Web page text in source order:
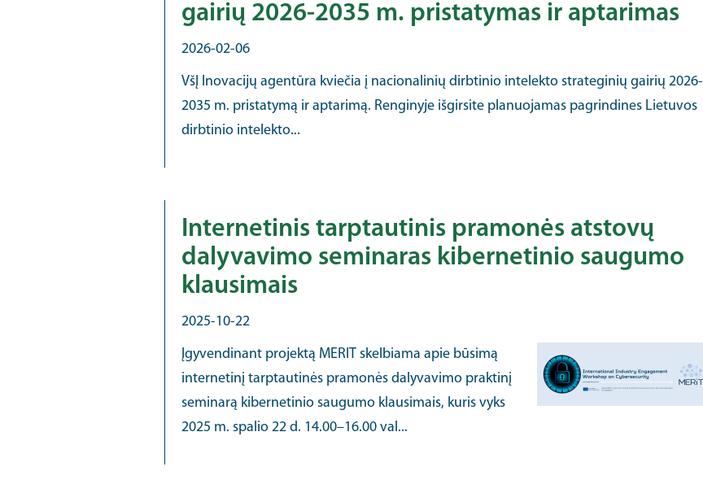
gairių 2026-2035 m. pristatymas ir aptarimas
2026-02-06
VšĮ Inovacijų agentūra kviečia į nacionalinių dirbtinio intelekto strateginių gairių 2026-
2035 m. pristatymą ir aptarimą. Renginyje išgirsite planuojamas pagrindines Lietuvos
dirbtinio intelekto...
Internetinis tarptautinis pramonės atstovų
dalyvavimo seminaras kibernetinio saugumo
klausimais
2025-10-22
Įgyvendinant projektą MERIT skelbiama apie būsimą
internetinį tarptautinės pramonės dalyvavimo praktinį
seminarą kibernetinio saugumo klausimais, kuris vyks
2025 m. spalio 22 d. 14.00–16.00 val...